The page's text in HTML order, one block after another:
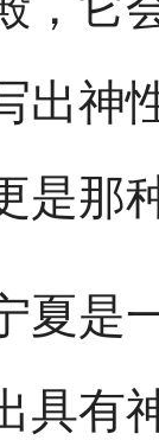
出神
是那
是一
具有